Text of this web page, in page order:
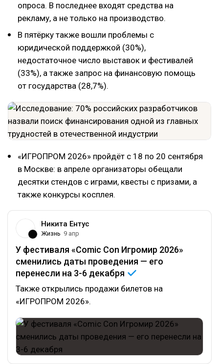
опроса. В последнее входят средства на
рекламу, а не только на производство.
В пятёрку также вошли проблемы с
юридической поддержкой (30%),
недостаточное число выставок и фестивалей
(33%), а также запрос на финансовую помощь
от государства (28,7%).
«ИГРОПРОМ 2026» пройдёт с 18 по 20 сентября
в Москве: в апреле организаторы обещали
десятки стендов с играми, квесты с призами, а
также конкурсы косплея.
Никита Ентус
Жизнь 9 апр
У фестиваля «Comic Con Игромир 2026»
сменились даты проведения — его
перенесли на 3-6 декабря
Также открылись продажи билетов на
«ИГРОПРОМ 2026».